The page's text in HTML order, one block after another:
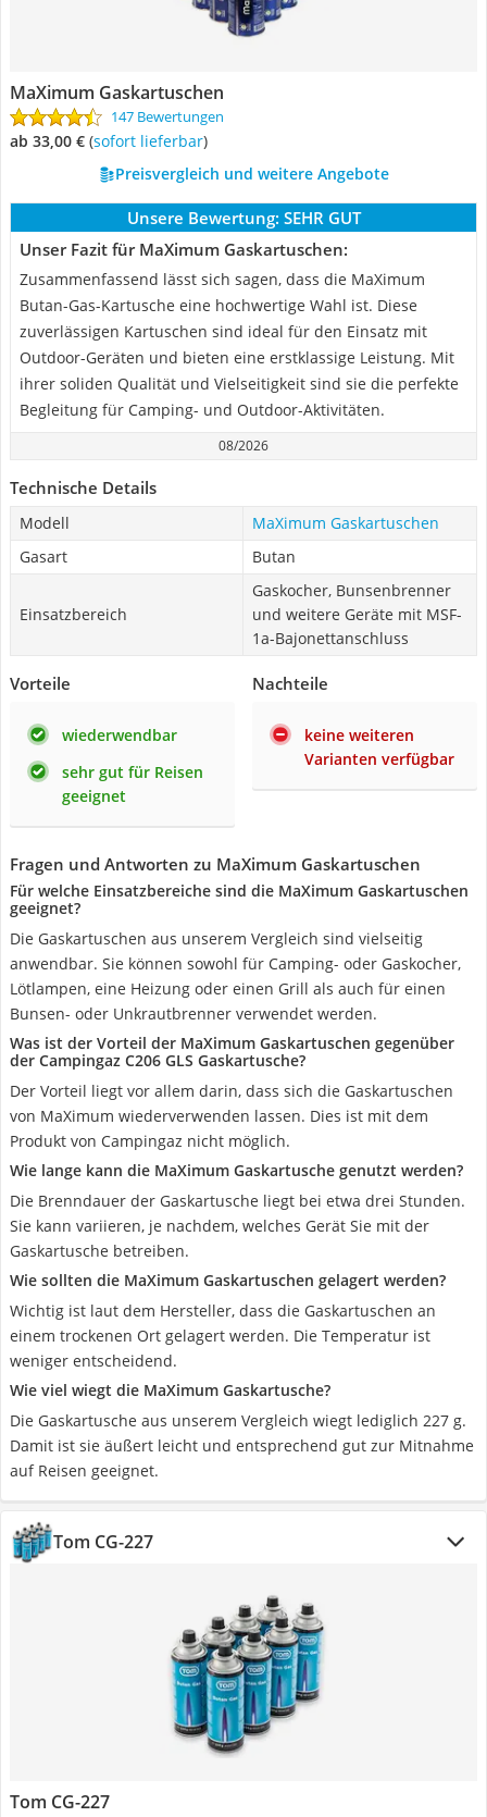
MaXimum Gaskartuschen
147 Bewertungen
ab 33,00 € ( Sofort lieferbar)
Preisvergleich und weitere Angebote
Unsere Bewertung: SEHR GUT
Unser Fazit für MaXimum Gaskartuschen:
Zusammenfassend lässt sich sagen, dass die MaXimum
Butan-Gas-Kartusche eine hochwertige Wahl ist. Diese
zuverlässigen Kartuschen sind ideal für den Einsatz mit
Outdoor-Geräten und bieten eine erstklassige Leistung. Mit
ihrer soliden Qualität und Vielseitigkeit sind sie die perfekte
Begleitung für Camping- und Outdoor-Aktivitäten.
08/2026
Technische Details
Modell
MaXimum Gaskartuschen
Gasart
Butan
Einsatzbereich
Gaskocher, Bunsenbrenner
und weitere Geräte mit MSF-
1a-Bajonettanschluss
Vorteile
wiederwendbar
sehr gut für Reisen
geeignet
Nachteile
keine weiteren
Varianten verfügbar
Fragen und Antworten zu MaXimum Gaskartuschen
Für welche Einsatzbereiche sind die MaXimum Gaskartuschen
geeignet?
Die Gaskartuschen aus unserem Vergleich sind vielseitig
anwendbar. Sie können sowohl für Camping- oder Gaskocher,
Lötlampen, eine Heizung oder einen Grill als auch für einen
Bunsen- oder Unkrautbrenner verwendet werden.
Was ist der Vorteil der MaXimum Gaskartuschen gegenüber
der Campingaz C206 GLS Gaskartusche?
Der Vorteil liegt vor allem darin, dass sich die Gaskartuschen
von MaXimum wiederverwenden lassen. Dies ist mit dem
Produkt von Campingaz nicht möglich.
Wie lange kann die MaXimum Gaskartusche genutzt werden?
Die Brenndauer der Gaskartusche liegt bei etwa drei Stunden.
Sie kann variieren, je nachdem, welches Gerät Sie mit der
Gaskartusche betreiben.
Wie sollten die MaXimum Gaskartuschen gelagert werden?
Wichtig ist laut dem Hersteller, dass die Gaskartuschen an
einem trockenen Ort gelagert werden. Die Temperatur ist
weniger entscheidend.
Wie viel wiegt die MaXimum Gaskartusche?
Die Gaskartusche aus unserem Vergleich wiegt lediglich 227 g.
Damit ist sie äußert leicht und entsprechend gut zur Mitnahme
auf Reisen geeignet.
Tom CG-227
Tom CG-227